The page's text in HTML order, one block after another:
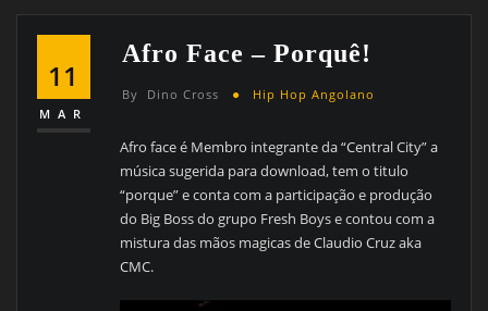
11
MAR
Afro Face – Porquê!
By Dino Cross Hip Hop Angolano
Afro face é Membro integrante da “Central City” a
música sugerida para download, tem o titulo
“porque” e conta com a participação e produção
do Big Boss do grupo Fresh Boys e contou com a
mistura das mãos magicas de Claudio Cruz aka
CMC.